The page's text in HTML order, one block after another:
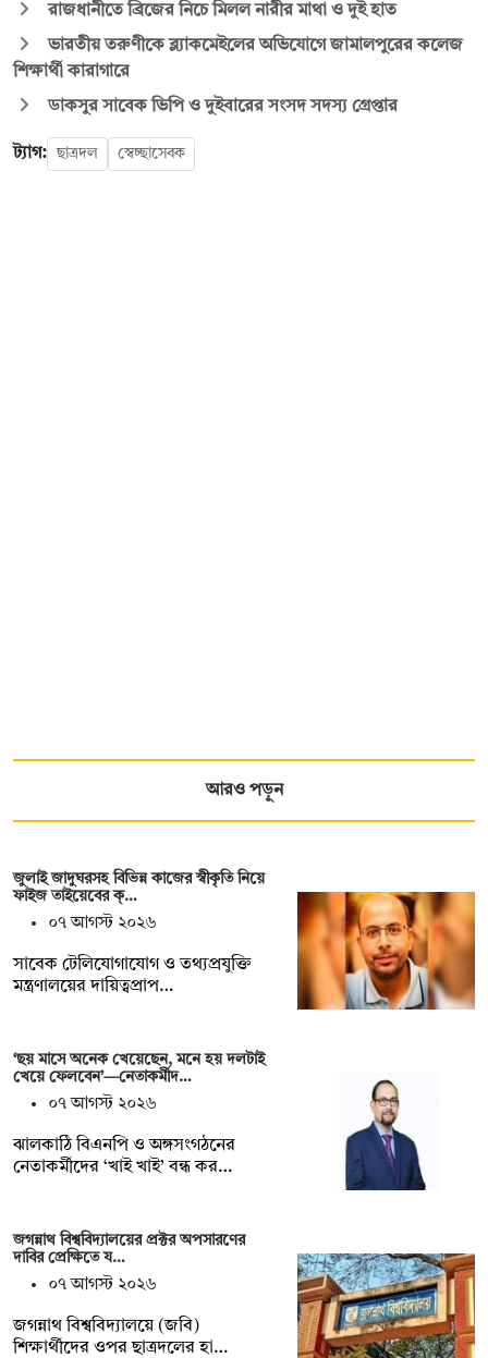
রাজধানীতে ব্রিজের নিচে মিলল নারীর মাথা ও দুই হাত
ভারতীয় তরুণীকে ব্ল্যাকমেইলের অভিযোগে জামালপুরের কলেজ
শিক্ষার্থী কারাগারে
ডাকসুর সাবেক ভিপি ও দুইবারের সংসদ সদস্য গ্রেপ্তার
ট্যাগ: ছাত্রদল স্বেচ্ছাসেবক
আরও পড়ুন
জুলাই জাদুঘরসহ বিভিন্ন কাজের স্বীকৃতি নিয়ে
ফাইজ তাইয়েবের ক্…
০৭ আগস্ট ২০২৬
সাবেক টেলিযোগাযোগ ও তথ্যপ্রযুক্তি
মন্ত্রণালয়ের দায়িত্বপ্রাপ…
‘ছয় মাসে অনেক খেয়েছেন, মনে হয় দলটাই
খেয়ে ফেলবেন’—নেতাকর্মীদ…
০৭ আগস্ট ২০২৬
ঝালকাঠি বিএনপি ও অঙ্গসংগঠনের
নেতাকর্মীদের ‘খাই খাই’ বন্ধ কর…
জগন্নাথ বিশ্ববিদ্যালয়ের প্রক্টর অপসারণের
দাবির প্রেক্ষিতে য…
০৭ আগস্ট ২০২৬
জগন্নাথ বিশ্ববিদ্যালয়ে (জবি)
শিক্ষার্থীদের ওপর ছাত্রদলের হা…